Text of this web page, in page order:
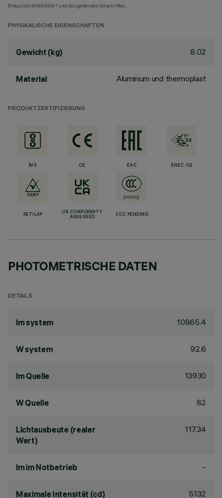
Entspricht EN60598-1 und den geltenden Vorschriften.
PHYSIKALISCHE EIGENSCHAFTEN
Gewicht (kg) 8.02
Material Aluminium und thermoplast
PRODUKTZERTIFIZIERUNG
BIS CE EAC ENEC-03
RETILAP
UK CONFORMITY
ASSESSED
CCC PENDING
PHOTOMETRISCHE DATEN
DETAILS
lm system 10865.4
W system 92.6
lm Quelle 13930
W Quelle 82
Lichtausbeute (realer
Wert)
117.34
lm im Notbetrieb -
Maximale Intensität (cd) 5132